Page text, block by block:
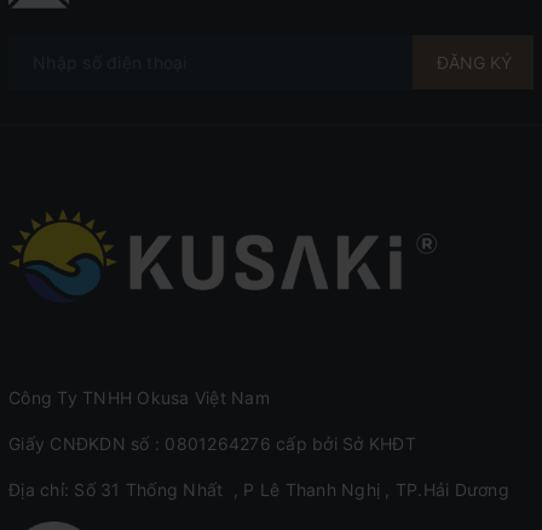
ĐĂNG KÝ
Công Ty TNHH Okusa Việt Nam
Giấy CNĐKDN số : 0801264276 cấp bởi Sở KHĐT
Địa chỉ: Số 31 Thống Nhất , P Lê Thanh Nghị , TP.Hải Dương